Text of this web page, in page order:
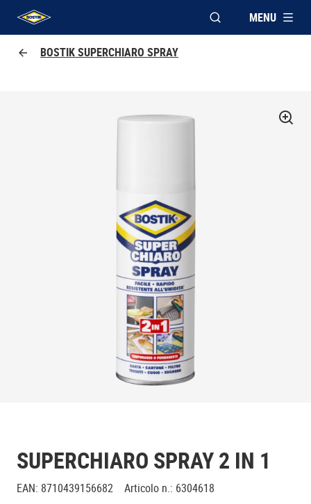
UHU logo
APRI FINESTRA
MENU
BOSTIK SUPERCHIARO SPRAY
SUPERCHIARO SPRAY 2 IN 1
EAN: 8710439156682 Articolo n.: 6304618